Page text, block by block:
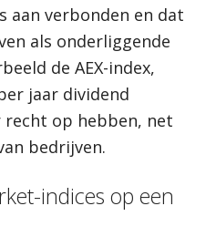
aan verbonden en dat
als onderliggende
de AEX-index,
jaar dividend
op hebben, net
bedrijven.
indices op een